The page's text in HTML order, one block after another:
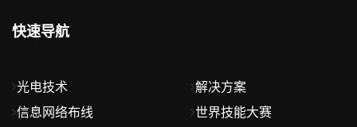
快速导航
光电技术
信息网络布线
解决方案
世界技能大赛